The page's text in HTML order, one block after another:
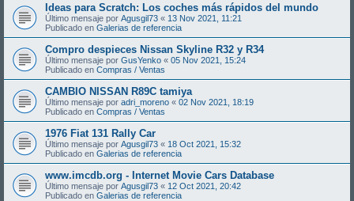
Ideas para Scratch: Los coches más rápidos del mundo
Último mensaje por Agusgil73 « 13 Nov 2021, 11:21
Publicado en Galerias de referencia
Compro despieces Nissan Skyline R32 y R34
Último mensaje por GusYenko « 05 Nov 2021, 15:24
Publicado en Compras / Ventas
CAMBIO NISSAN R89C tamiya
Último mensaje por adri_moreno « 02 Nov 2021, 18:19
Publicado en Compras / Ventas
1976 Fiat 131 Rally Car
Último mensaje por Agusgil73 « 18 Oct 2021, 15:32
Publicado en Galerias de referencia
www.imcdb.org - Internet Movie Cars Database
Último mensaje por Agusgil73 « 12 Oct 2021, 20:42
Publicado en Galerias de referencia